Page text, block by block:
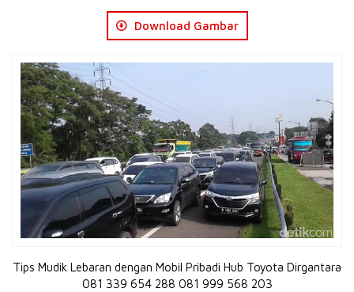
Download Gambar
Tips Mudik Lebaran dengan Mobil Pribadi Hub Toyota Dirgantara
081 339 654 288 081 999 568 203